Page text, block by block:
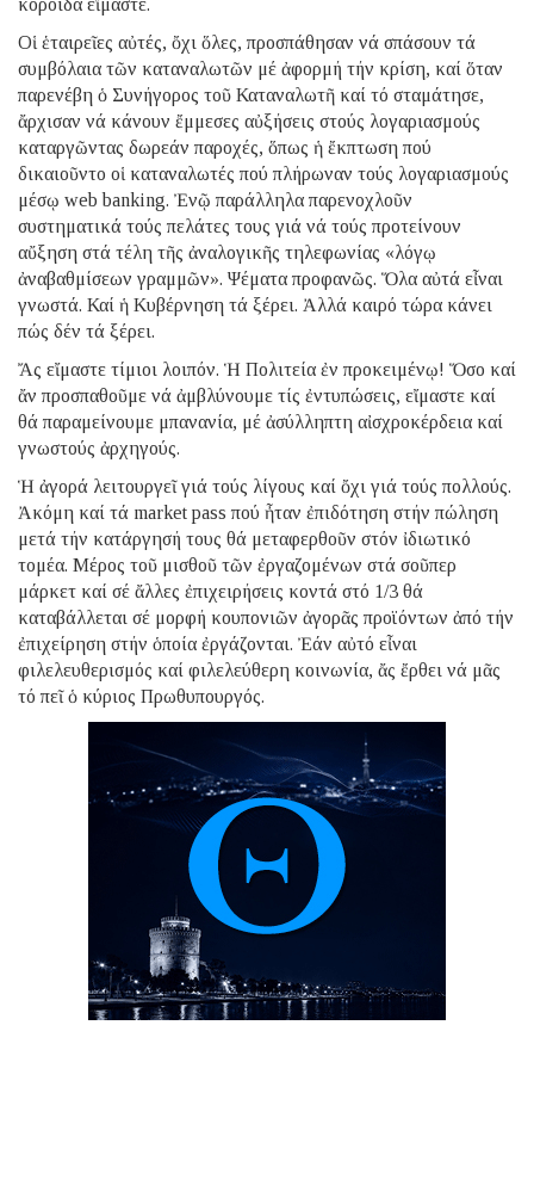
Οἱ ἑταιρεῖες αὐτές, ὄχι ὅλες, προσπάθησαν νά σπάσουν τά
συμβόλαια τῶν καταναλωτῶν μέ ἀφορμή τήν κρίση, καί ὅταν
παρενέβη ὁ Συνήγορος τοῦ Καταναλωτῆ καί τό σταμάτησε,
ἄρχισαν νά κάνουν ἔμμεσες αὐξήσεις στούς λογαριασμούς
καταργῶντας δωρεάν παροχές, ὅπως ἡ ἔκπτωση πού
δικαιοῦντο οἱ καταναλωτές πού πλήρωναν τούς λογαριασμούς
μέσῳ web banking. Ἐνῷ παράλληλα παρενοχλοῦν
συστηματικά τούς πελάτες τους γιά νά τούς προτείνουν
αὔξηση στά τέλη τῆς ἀναλογικῆς τηλεφωνίας «λόγῳ
ἀναβαθμίσεων γραμμῶν». Ψέματα προφανῶς. Ὅλα αὐτά εἶναι
γνωστά. Καί ἡ Κυβέρνηση τά ξέρει. Ἀλλά καιρό τώρα κάνει
πώς δέν τά ξέρει.
Ἄς εἴμαστε τίμιοι λοιπόν. Ἡ Πολιτεία ἐν προκειμένῳ! Ὅσο καί
ἄν προσπαθοῦμε νά ἀμβλύνουμε τίς ἐντυπώσεις, εἴμαστε καί
θά παραμείνουμε μπανανία, μέ ἀσύλληπτη αἰσχροκέρδεια καί
γνωστούς ἀρχηγούς.
Ἡ ἀγορά λειτουργεῖ γιά τούς λίγους καί ὄχι γιά τούς πολλούς.
Ἀκόμη καί τά market pass πού ἦταν ἐπιδότηση στήν πώληση
μετά τήν κατάργησή τους θά μεταφερθοῦν στόν ἰδιωτικό
τομέα. Μέρος τοῦ μισθοῦ τῶν ἐργαζομένων στά σοῦπερ
μάρκετ καί σέ ἄλλες ἐπιχειρήσεις κοντά στό 1/3 θά
καταβάλλεται σέ μορφή κουπονιῶν ἀγορᾶς προϊόντων ἀπό τήν
ἐπιχείρηση στήν ὁποία ἐργάζονται. Ἐάν αὐτό εἶναι
φιλελευθερισμός καί φιλελεύθερη κοινωνία, ἄς ἔρθει νά μᾶς
τό πεῖ ὁ κύριος Πρωθυπουργός.